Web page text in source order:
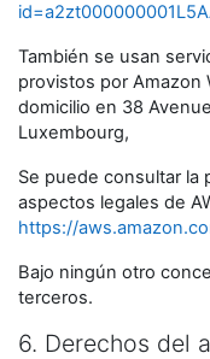
También se usan
provistos por Amazon
domicilio en 38
Luxembourg,
Se puede consultar la
aspectos legales de
https://
Bajo ningún otro
terceros.
6. Derechos del